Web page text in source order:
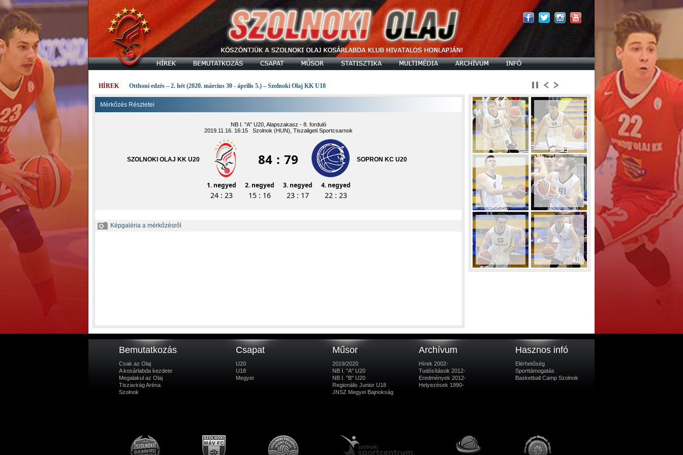
HÍREK Otthoni edzés – 2. hét (2020. március 30 - április 5.) – Szolnoki Olaj KK U18
Mérkőzés Részletei
NB I. "A" U20, Alapszakasz - 8. forduló
2019.11.16. 16:15 Szolnok (HUN), Tiszaligeti Sportcsarnok
SZOLNOKI OLAJ KK U20 84 : 79 SOPRON KC U20
1. negyed 2. negyed 3. negyed 4. negyed
24 : 23 15 : 16 23 : 17 22 : 23
Képgaléria a mérkőzésről
Bemutatkozás
Csak az Olaj
A kosárlabda kezdete
Megalakul az Olaj
Tiszavirág Aréna
Szolnok
Csapat
U20
U18
Megyei
Műsor
2019/2020
NB I. "A" U20
NB I. "B" U20
Regionális Junior U18
JNSZ Megyei Bajnokság
Archívum
Hírek 2002-
Tudósítások 2012-
Eredmények 2012-
Helyezések 1990-
Hasznos infó
Elérhetőség
Sporttámogatás
Basketball Camp Szolnok